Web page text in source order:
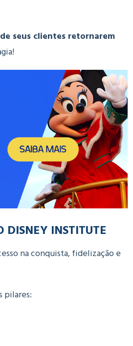
seus clientes retornarem
DISNEY INSTITUTE
na conquista, fidelização e
pilares: